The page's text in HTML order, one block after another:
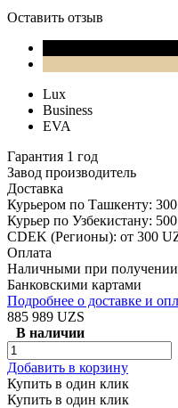
Оставить отзыв
Lux
Business
EVA
Гарантия 1 год
Завод производитель
Доставка
Курьером по Ташкенту:
Курьер по Узбекистану:
CDEK (Регионы): от 300
Оплата
Наличными при получении
Банковскими картами
Подробнее о доставке и
885 989 UZS
В наличии
Добавить в корзину
Купить в один клик
Купить в один клик